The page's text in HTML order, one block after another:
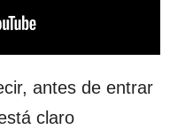
antes de entrar
claro